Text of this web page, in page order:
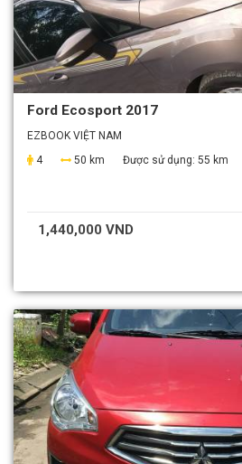
Ford Ecosport 2017
EZBOOK VIỆT NAM
4
50 km Được sử dụng: 55 km
1,440,000 VND